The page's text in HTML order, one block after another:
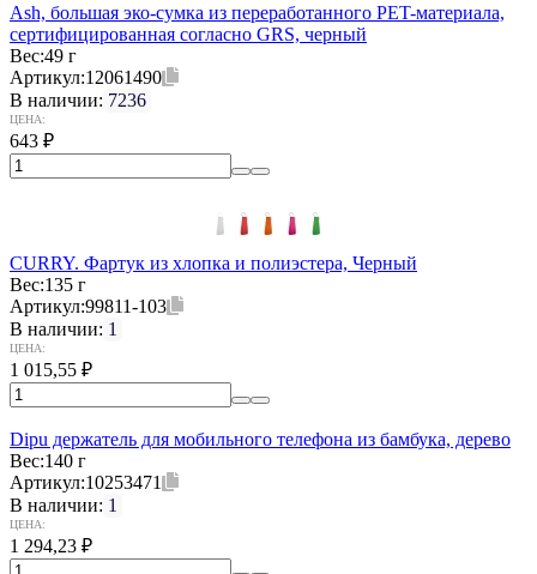
Ash, большая эко-сумка из переработанного PET-материала,
сертифицированная согласно GRS, черный
Вес:49 г
Артикул:12061490
В наличии: 7236
ЦЕНА:
643 ₽
CURRY. Фартук из хлопка и полиэстера, Черный
Вес:135 г
Артикул:99811-103
В наличии: 1
ЦЕНА:
1 015,55 ₽
Dipu держатель для мобильного телефона из бамбука, дерево
Вес:140 г
Артикул:10253471
В наличии: 1
ЦЕНА:
1 294,23 ₽